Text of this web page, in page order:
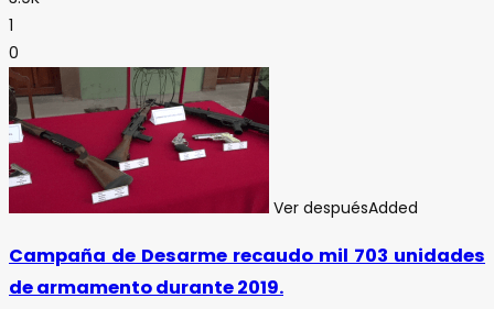
1
0
Ver despuésAdded
Campaña de Desarme recaudo mil 703 unidades
de armamento durante 2019.